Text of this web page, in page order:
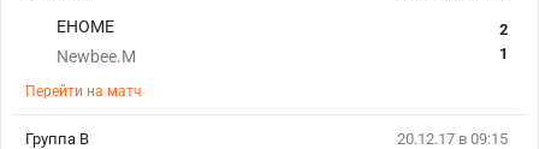
EHOME
Newbee.M
2
1
Перейти на матч
20.12.17 в 09:15
Группа B